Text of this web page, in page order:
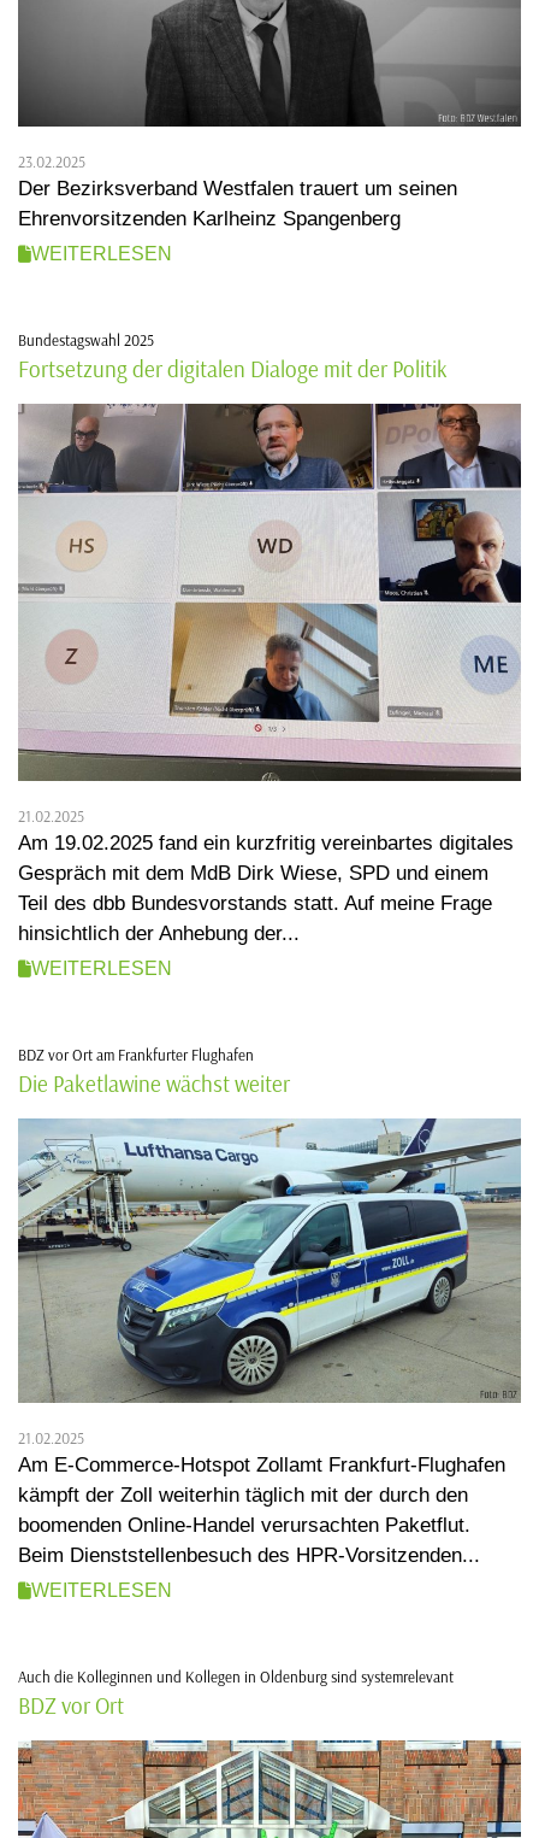
23.02.2025
Der Bezirksverband Westfalen trauert um seinen
Ehrenvorsitzenden Karlheinz Spangenberg
WEITERLESEN
Bundestagswahl 2025
Fortsetzung der digitalen Dialoge mit der Politik
21.02.2025
Am 19.02.2025 fand ein kurzfritig vereinbartes digitales
Gespräch mit dem MdB Dirk Wiese, SPD und einem
Teil des dbb Bundesvorstands statt. Auf meine Frage
hinsichtlich der Anhebung der...
WEITERLESEN
BDZ vor Ort am Frankfurter Flughafen
Die Paketlawine wächst weiter
21.02.2025
Am E-Commerce-Hotspot Zollamt Frankfurt-Flughafen
kämpft der Zoll weiterhin täglich mit der durch den
boomenden Online-Handel verursachten Paketflut.
Beim Dienststellenbesuch des HPR-Vorsitzenden...
WEITERLESEN
Auch die Kolleginnen und Kollegen in Oldenburg sind systemrelevant
BDZ vor Ort